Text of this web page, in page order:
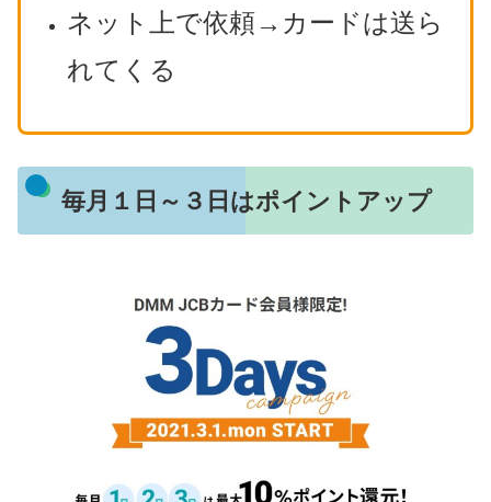
ネット上で依頼→カードは送ら
れてくる
毎月１日～３日はポイントアップ